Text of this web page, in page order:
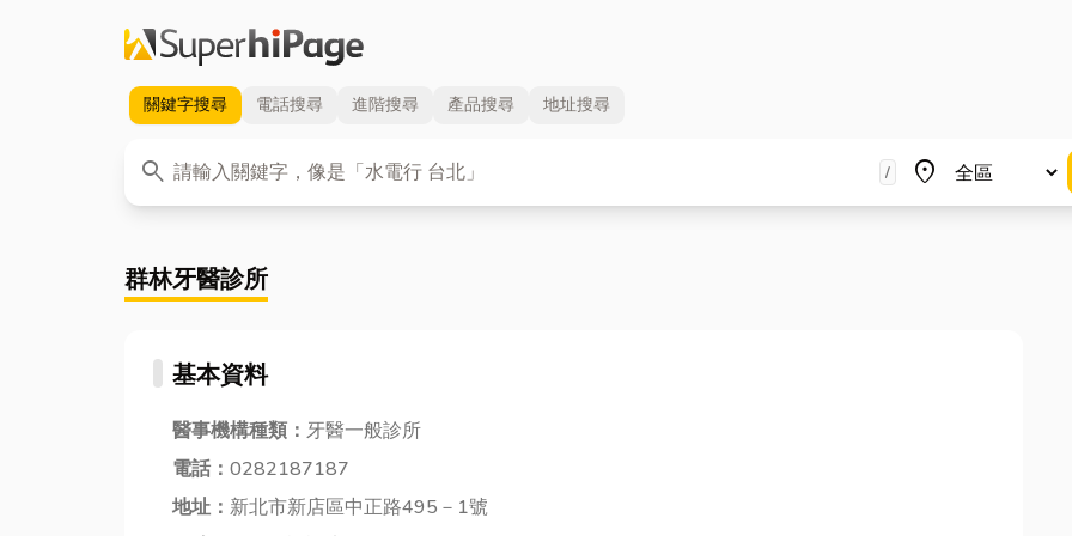
關鍵字搜尋 電話搜尋 進階搜尋 產品搜尋 地址搜尋
search
關鍵字 / place
地區
群林牙醫診所
基本資料
醫事機構種類： 牙醫一般診所
電話： 0282187187
地址： 新北市新店區中正路495－1號